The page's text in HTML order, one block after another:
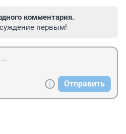
комментария.
первым!
Отправить